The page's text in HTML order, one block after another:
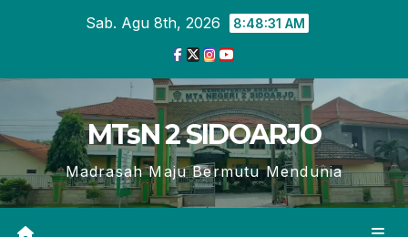
Sab. Agu 8th, 2026 8:48:32 AM
MTsN 2 SIDOARJO
Madrasah Maju Bermutu Mendunia